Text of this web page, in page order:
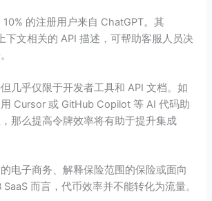
的注册用户来自 ChatGPT。其
下文相关的 API 描述，可帮助客服人员决
几乎仅限于开发者工具和 API 文档。如
Cursor 或 GitHub Copilot 等 AI 代码助
那么提高令牌效率将有助于提升集成
电子商务、解释保险范围的保险或面向
而言，代币效率并不能转化为流量。